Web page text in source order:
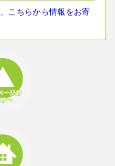
こちらから情報をお寄